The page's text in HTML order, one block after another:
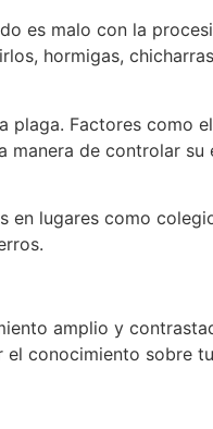
es malo con la
hormigas,
plaga. Factores
manera de controlar
en lugares como
amplio y
el conocimiento sobre